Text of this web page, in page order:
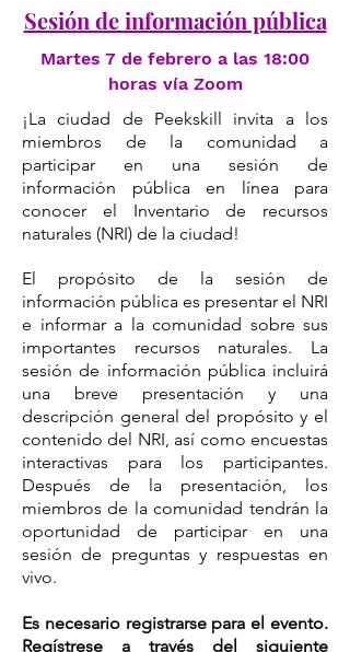
Sesión de información pública
Martes 7 de febrero a las 18:00
horas vía Zoom
¡La ciudad de Peekskill invita a los
miembros de la comunidad a
participar en una sesión de
información pública en línea para
conocer el Inventario de recursos
naturales (NRI) de la ciudad!
El propósito de la sesión de
información pública es presentar el NRI
e informar a la comunidad sobre sus
importantes recursos naturales. La
sesión de información pública incluirá
una breve presentación y una
descripción general del propósito y el
contenido del NRI, así como encuestas
interactivas para los participantes.
Después de la presentación, los
miembros de la comunidad tendrán la
oportunidad de participar en una
sesión de preguntas y respuestas en
vivo.
Es necesario registrarse para el evento.
Regístrese a través del siguiente